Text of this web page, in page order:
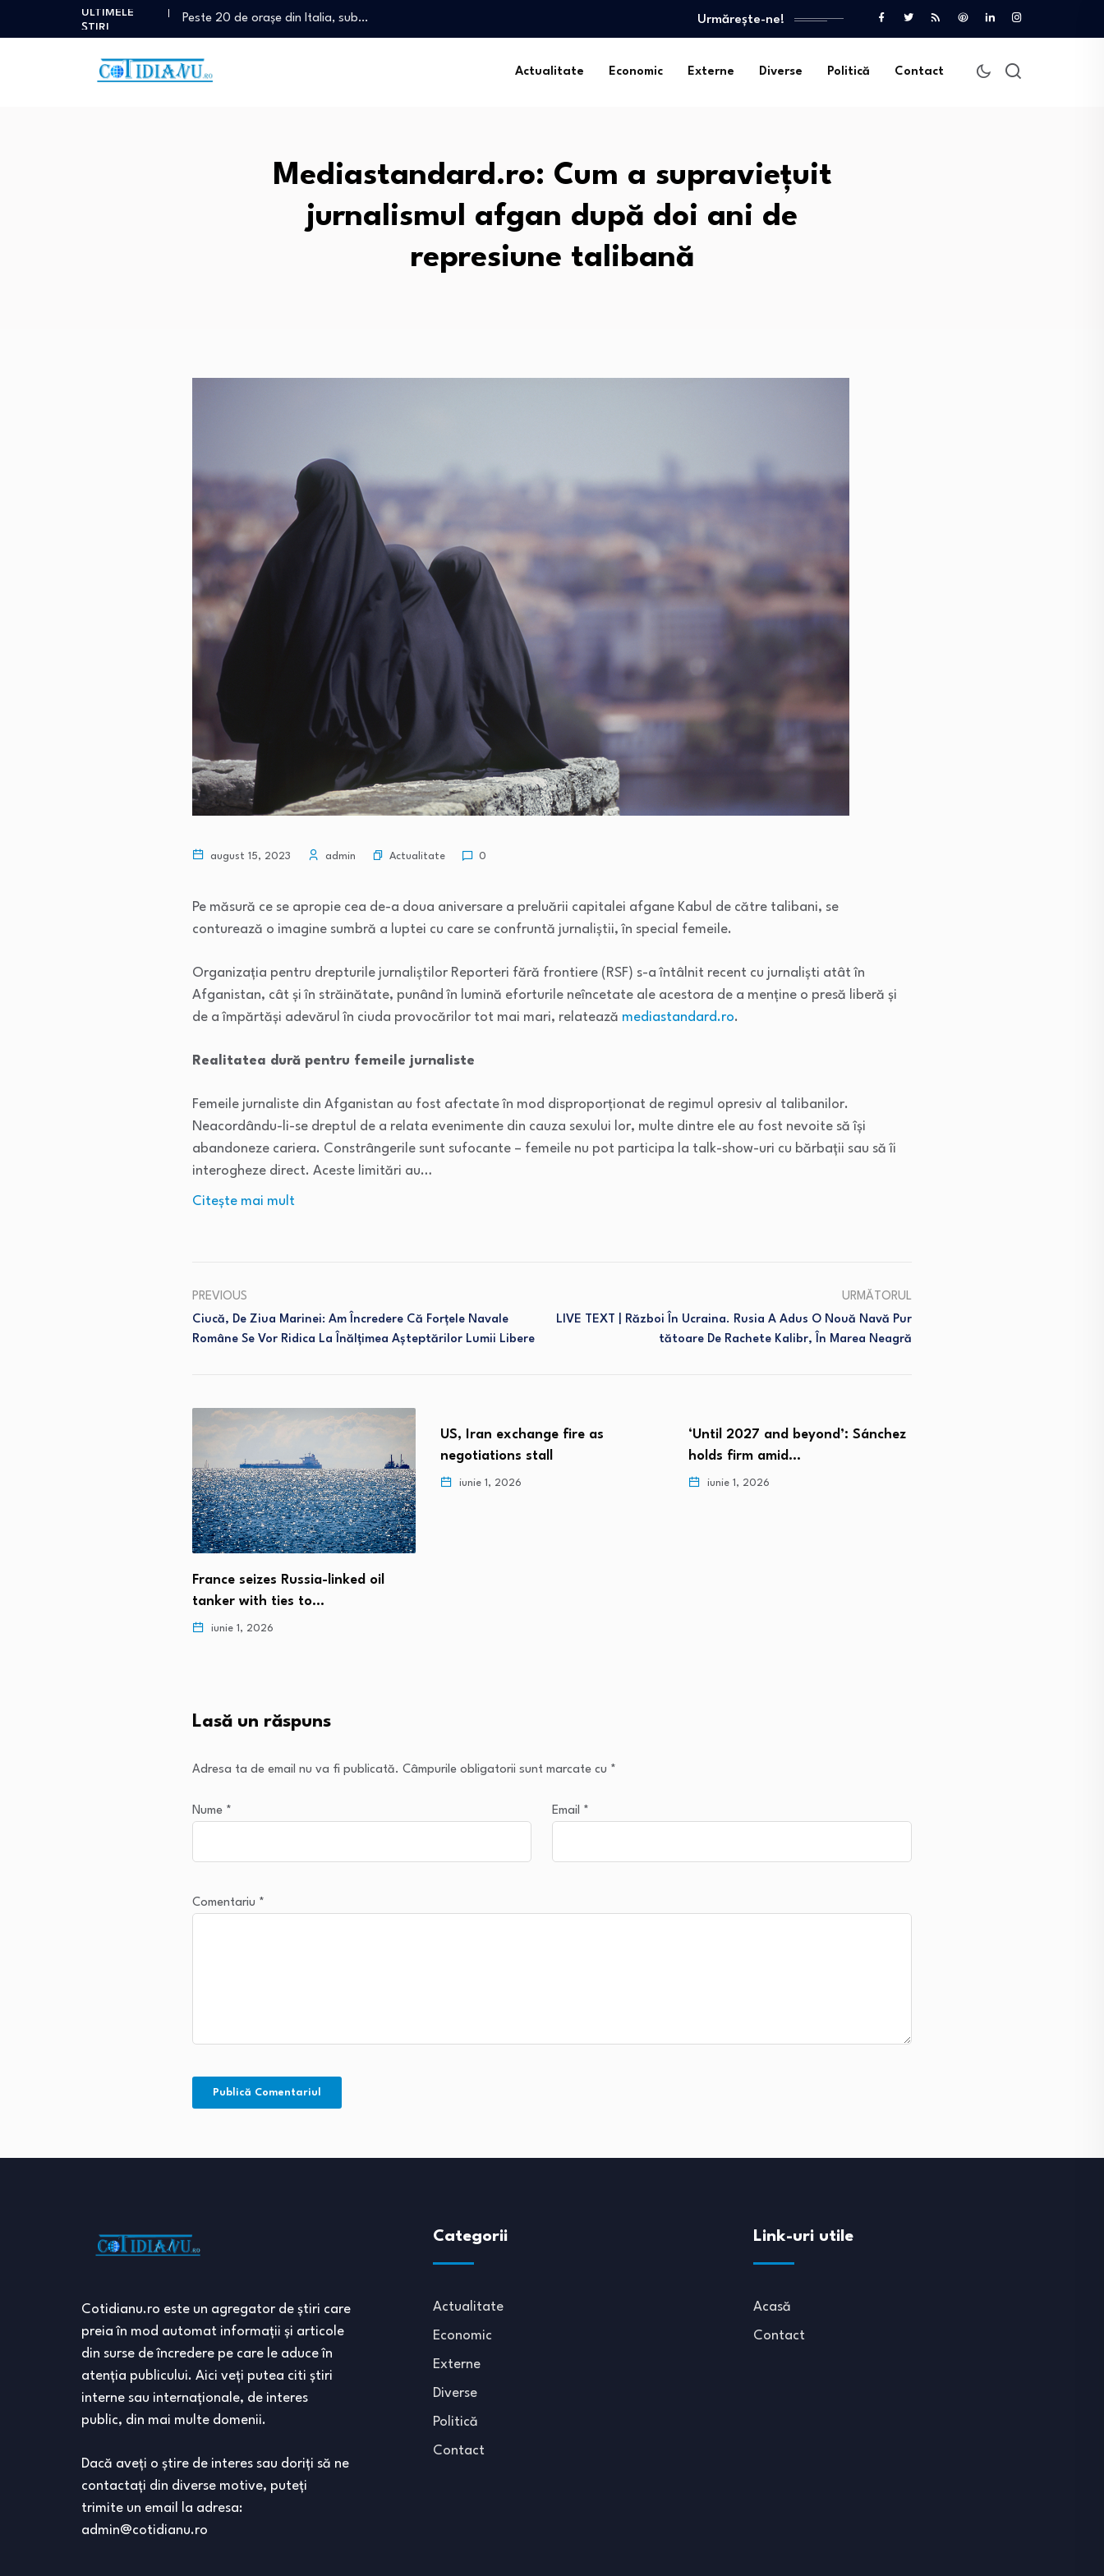
ULTIMELE
ȘTIRI
Peste 20 de orașe din Italia, sub…
Decizie crucială pentru mediu: Strategia biodiversității revine…
Atac armat cu mai multe victime într-o…
Diana Șoșoacă se vede „șefă de pușcărie”…
Atac armat cu mai multe victime într-o…
O fetiță de 3 ani a murit…
Urmărește-ne!
Actualitate Economic Externe Diverse Politică Contact
Mediastandard.ro: Cum a supraviețuit
jurnalismul afgan după doi ani de
represiune talibană
august 15, 2023 admin Actualitate 0
Pe măsură ce se apropie cea de-a doua aniversare a preluării capitalei afgane Kabul de către talibani, se
conturează o imagine sumbră a luptei cu care se confruntă jurnaliștii, în special femeile.
Organizația pentru drepturile jurnaliștilor Reporteri fără frontiere (RSF) s-a întâlnit recent cu jurnaliști atât în
Afganistan, cât și în străinătate, punând în lumină eforturile neîncetate ale acestora de a menține o presă liberă și
de a împărtăși adevărul în ciuda provocărilor tot mai mari, relatează mediastandard.ro.
Realitatea dură pentru femeile jurnaliste
Femeile jurnaliste din Afganistan au fost afectate în mod disproporționat de regimul opresiv al talibanilor.
Neacordându-li-se dreptul de a relata evenimente din cauza sexului lor, multe dintre ele au fost nevoite să își
abandoneze cariera. Constrângerile sunt sufocante – femeile nu pot participa la talk-show-uri cu bărbații sau să îi
interogheze direct. Aceste limitări au…
Citeşte mai mult
PREVIOUS
Ciucă, De Ziua Marinei: Am Încredere Că Forțele Navale
Române Se Vor Ridica La Înălțimea Așteptărilor Lumii Libere
URMĂTORUL
LIVE TEXT | Război În Ucraina. Rusia A Adus O Nouă Navă Pur
Tătoare De Rachete Kalibr, În Marea Neagră
US, Iran exchange fire as
negotiations stall
iunie 1, 2026
‘Until 2027 and beyond’: Sánchez
holds firm amid…
iunie 1, 2026
Paris prepares hero’s welcome for
Champions League winners…
mai 31, 2026
Lasă un răspuns
Adresa ta de email nu va fi publicată. Câmpurile obligatorii sunt marcate cu *
Nume * Email *
Comentariu *
Cotidianu.ro este un agregator de ştiri care
preia în mod automat informaţii şi articole
din surse de încredere pe care le aduce în
atenţia publicului. Aici veţi putea citi ştiri
interne sau internaţionale, de interes
public, din mai multe domenii.
Dacă aveţi o ştire de interes sau doriţi să ne
contactaţi din diverse motive, puteţi
trimite un email la adresa:
admin@cotidianu.ro
Categorii
Actualitate
Economic
Externe
Diverse
Politică
Contact
Link-uri utile
Acasă
Contact